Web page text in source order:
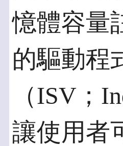
憶體容量
的驅動程
（ISV；
讓使用者